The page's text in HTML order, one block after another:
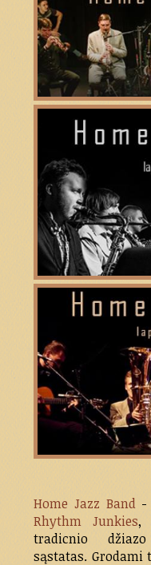
Home Jazz Band -
Rhythm Junkies,
tradicnio
sąstatas. Grodami